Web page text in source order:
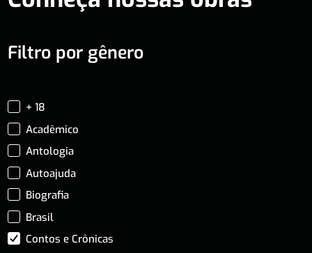
Filtro por gênero
+ 18
Acadêmico
Antologia
Autoajuda
Biografia
Brasil
Contos e Crônicas